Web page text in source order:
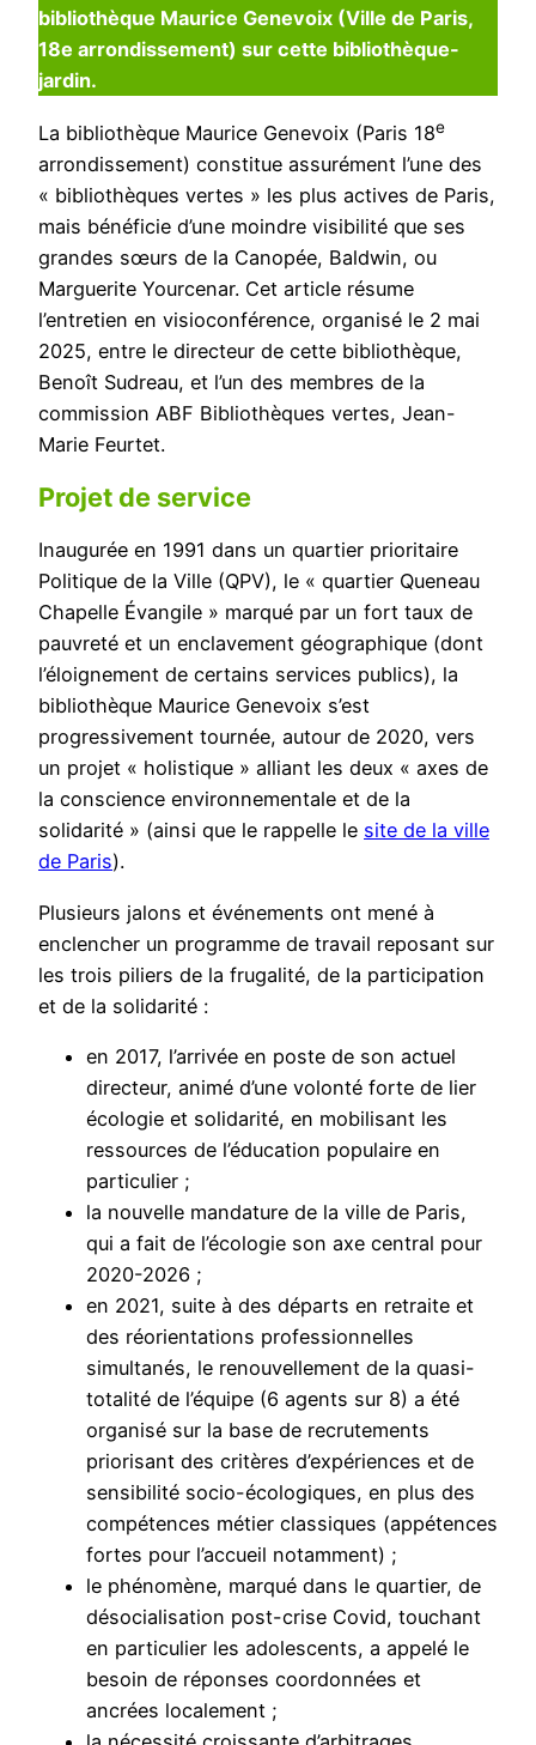
bibliothèque Maurice Genevoix (Ville de Paris,
18e arrondissement) sur cette bibliothèque-
jardin.
La bibliothèque Maurice Genevoix (Paris 18e
arrondissement) constitue assurément l’une des
« bibliothèques vertes » les plus actives de Paris,
mais bénéficie d’une moindre visibilité que ses
grandes sœurs de la Canopée, Baldwin, ou
Marguerite Yourcenar. Cet article résume
l’entretien en visioconférence, organisé le 2 mai
2025, entre le directeur de cette bibliothèque,
Benoît Sudreau, et l’un des membres de la
commission ABF Bibliothèques vertes, Jean-
Marie Feurtet.
Projet de service
Inaugurée en 1991 dans un quartier prioritaire
Politique de la Ville (QPV), le « quartier Queneau
Chapelle Évangile » marqué par un fort taux de
pauvreté et un enclavement géographique (dont
l’éloignement de certains services publics), la
bibliothèque Maurice Genevoix s’est
progressivement tournée, autour de 2020, vers
un projet « holistique » alliant les deux « axes de
la conscience environnementale et de la
solidarité » (ainsi que le rappelle le site de la ville
de Paris).
Plusieurs jalons et événements ont mené à
enclencher un programme de travail reposant sur
les trois piliers de la frugalité, de la participation
et de la solidarité :
en 2017, l’arrivée en poste de son actuel
directeur, animé d’une volonté forte de lier
écologie et solidarité, en mobilisant les
ressources de l’éducation populaire en
particulier ;
la nouvelle mandature de la ville de Paris,
qui a fait de l’écologie son axe central pour
2020-2026 ;
en 2021, suite à des départs en retraite et
des réorientations professionnelles
simultanés, le renouvellement de la quasi-
totalité de l’équipe (6 agents sur 8) a été
organisé sur la base de recrutements
priorisant des critères d’expériences et de
sensibilité socio-écologiques, en plus des
compétences métier classiques (appétences
fortes pour l’accueil notamment) ;
le phénomène, marqué dans le quartier, de
désocialisation post-crise Covid, touchant
en particulier les adolescents, a appelé le
besoin de réponses coordonnées et
ancrées localement ;